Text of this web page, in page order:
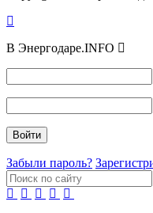
В Энергодаре.INFO
Забыли пароль?